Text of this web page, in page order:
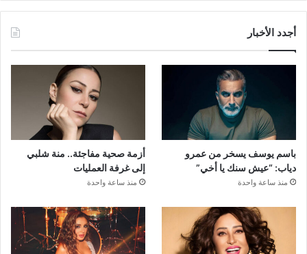
أجدد الأخبار
باسم يوسف يسخر من عمرو
دياب: “عيش سنك يا أخي”
منذ ساعة واحدة
أزمة صحية مفاجئة.. منة شلبي
إلى غرفة العمليات
منذ ساعة واحدة